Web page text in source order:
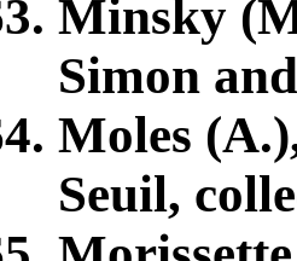
Minsky
Simon
Moles
Seuil,